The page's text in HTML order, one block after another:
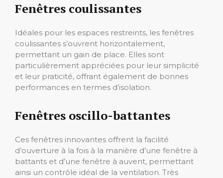
Fenêtres coulissantes
Idéales pour les espaces restreints, les fenêtres
coulissantes s’ouvrent horizontalement,
permettant un gain de place. Elles sont
particulièrement appréciées pour leur simplicité
et leur praticité, offrant également de bonnes
performances en termes d’isolation.
Fenêtres oscillo-battantes
Ces fenêtres innovantes offrent la facilité
d’ouverture à la fois à la manière d’une fenêtre à
battants et d’une fenêtre à auvent, permettant
ainsi un contrôle idéal de la ventilation. Très